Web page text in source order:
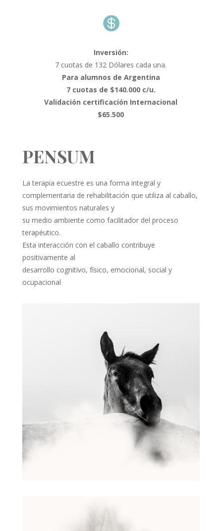

Inversión:
7 cuotas de 132 Dólares cada una.
Para alumnos de Argentina
7 cuotas de $140.000 c/u.
Validación certificación Internacional
$65.500
PENSUM
La terapia ecuestre es una forma integral y
complementaria de rehabilitación que utiliza al caballo,
sus movimientos naturales y
su medio ambiente como facilitador del proceso
terapéutico.
Esta interacción con el caballo contribuye
positivamente al
desarrollo cognitivo, físico, emocional, social y
ocupacional